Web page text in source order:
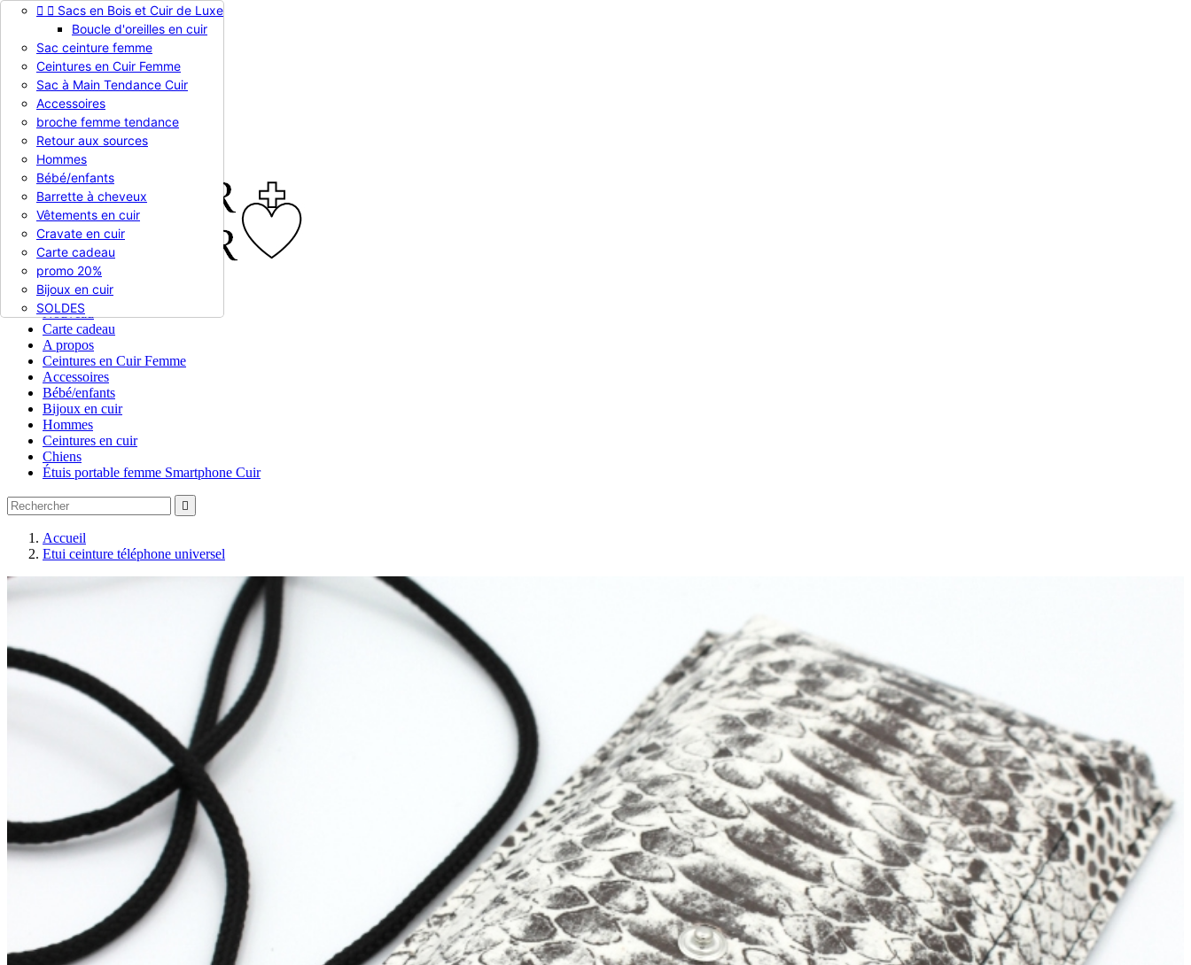
Appelez-nous :0786510612
EUR € 
EUR €
RUB RUB
Connexion
shopping_cart Panier (0)
  En stock
  Sacs en Bois et Cuir de Luxe
Boucle d'oreilles en cuir
Sac ceinture femme
Ceintures en Cuir Femme
Sac à Main Tendance Cuir
Accessoires
broche femme tendance
Retour aux sources
Hommes
Bébé/enfants
Barrette à cheveux
Vêtements en cuir
Cravate en cuir
Carte cadeau
promo 20%
Bijoux en cuir
SOLDES
Nouveau
Carte cadeau
A propos
Ceintures en Cuir Femme
Accessoires
Bébé/enfants
Bijoux en cuir
Hommes
Ceintures en cuir
Chiens
Étuis portable femme Smartphone Cuir

Accueil
Etui ceinture téléphone universel